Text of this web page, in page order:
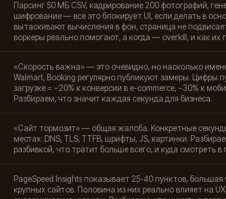
Парсинг 50 МБ CSV, кадрирование 200 фотографий,
шифрование — всё это блокирует UI, если делать в
вытаскивают вычисления в фон, страница не
воркеры реально помогают, а когда — overkill, и как их
«Скорость важна» — это очевидно, но насколько
Walmart, Booking регулярно публикуют замеры. Цифры
загрузке = −20% к конверсии в e-commerce, −30% к
Разбираем, что значит каждая секунда для бизнеса.
«Сайт тормозит» — общая жалоба. Конкретные
местах: DNS, TLS, TTFB, шрифты, JS, картинки.
разбивкой, что тратит больше всего, и куда смотреть в
PageSpeed Insights показывает 25-40 пунктов,
крупных сайтов. Половина из них реально влияет на